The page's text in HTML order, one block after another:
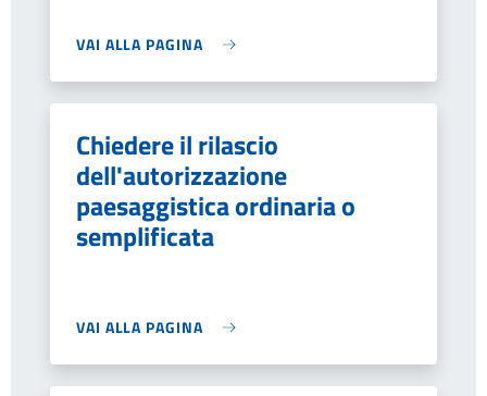
VAI ALLA PAGINA
Chiedere il rilascio
dell'autorizzazione
paesaggistica ordinaria o
semplificata
VAI ALLA PAGINA